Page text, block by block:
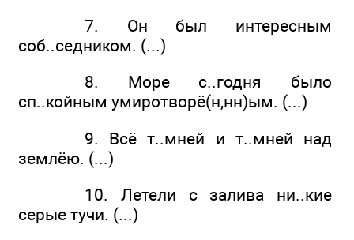
7. Он был интересным
соб..седником. (...)
8. Море с..годня было
сп..койным умиротворё(н,нн)ым. (...)
9. Всё т..мней и т..мней над
землёю. (...)
10. Летели с залива ни..кие
серые тучи. (...)